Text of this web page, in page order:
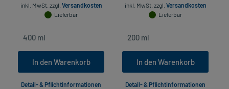
inkl. MwSt. zzgl. Versandkosten
Lieferbar
In den Warenkorb
Detail- & Pflichtinformationen
inkl. MwSt. zzgl. Versandkosten
Lieferbar
In den Warenkorb
Detail- & Pflichtinformationen